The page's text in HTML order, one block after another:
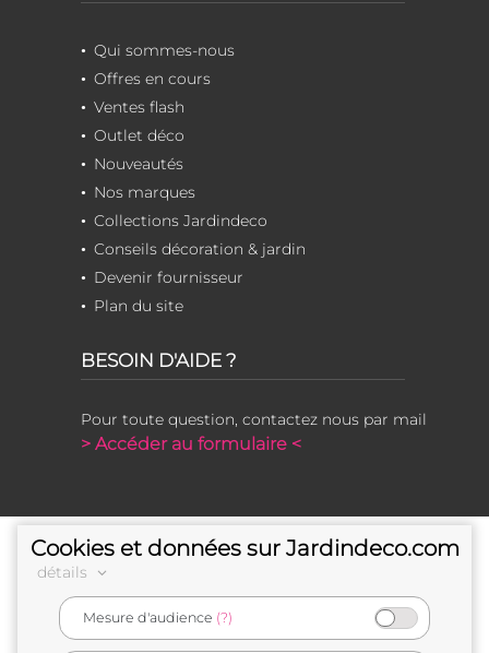
Qui sommes-nous
Offres en cours
Ventes flash
Outlet déco
Nouveautés
Nos marques
Collections Jardindeco
Conseils décoration & jardin
Devenir fournisseur
Plan du site
BESOIN D'AIDE ?
Pour toute question, contactez nous par mail
> Accéder au formulaire <
Cookies et données sur Jardindeco.com
détails
Mesure d'audience (?)